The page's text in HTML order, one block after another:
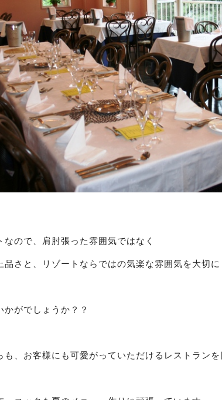
なので、肩肘張った雰囲気ではなく
品さと、リゾートならではの気楽な雰囲気を大切
かがでしょうか？？
も、お客様にも可愛がっていただけるレストラン